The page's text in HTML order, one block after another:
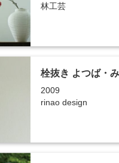
林工芸
栓抜き よつば・
2009
rinao design